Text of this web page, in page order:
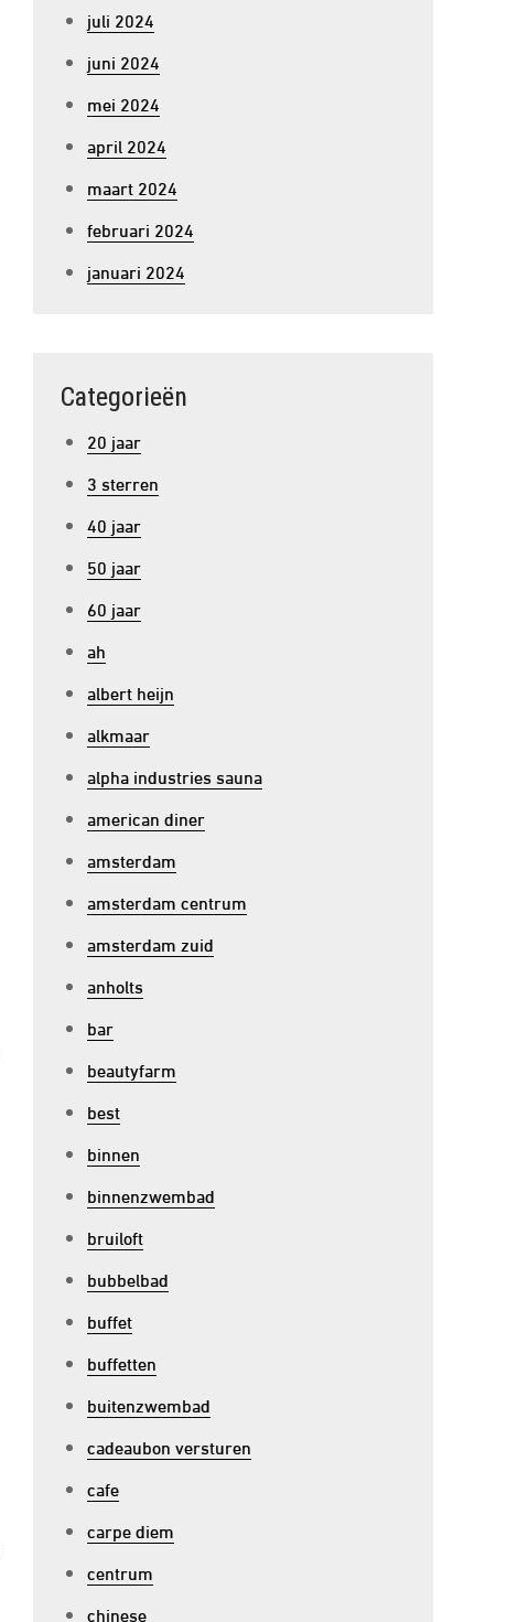
juli 2024
juni 2024
mei 2024
april 2024
maart 2024
februari 2024
januari 2024
Categorieën
20 jaar
3 sterren
40 jaar
50 jaar
60 jaar
ah
albert heijn
alkmaar
alpha industries sauna
american diner
amsterdam
amsterdam centrum
amsterdam zuid
anholts
bar
beautyfarm
best
binnen
binnenzwembad
bruiloft
bubbelbad
buffet
buffetten
buitenzwembad
cadeaubon versturen
cafe
carpe diem
centrum
chinese